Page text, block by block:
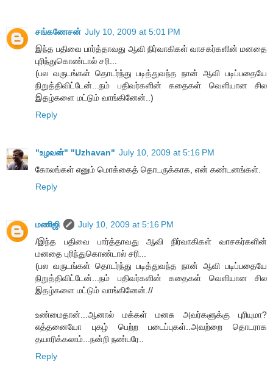
சங்கணேசன் July 10, 2009 at 5:01 PM
இந்த பதிவை பார்த்தாவது ஆவி நிர்வாகிகள் வாசகர்களின் மனதை
புரிந்துகொண்டால் சரி...
(பல வருடங்கள் தொடர்ந்து படித்துவந்த நான் ஆவி படிப்பதையே
நிறுத்திவிட்டேன்...நம் பதிவர்களின் கதைகள் வெளியான சில
இதழ்களை மட்டும் வாங்கினேன்..)
Reply
"உழவன்" "Uzhavan" July 10, 2009 at 5:16 PM
கோலங்கள் எனும் மொக்கைத் தொடருக்காக, என் கண்டனங்கள்.
Reply
மணிஜி
July 10, 2009 at 5:16 PM
/இந்த பதிவை பார்த்தாவது ஆவி நிர்வாகிகள் வாசகர்களின்
மனதை புரிந்துகொண்டால் சரி...
(பல வருடங்கள் தொடர்ந்து படித்துவந்த நான் ஆவி படிப்பதையே
நிறுத்திவிட்டேன்...நம் பதிவர்களின் கதைகள் வெளியான சில
இதழ்களை மட்டும் வாங்கினேன்.//
உண்மைதான்...ஆனால் மக்கள் மனசு அவர்களுக்கு புரியுமா?
எத்தனையோ புகழ் பெற்ற படைப்புகள்..அவற்றை தொடராக
தயாரிக்கலாம்...நன்றி நண்பரே..
Reply